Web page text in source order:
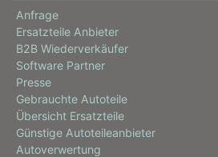
Anfrage
Ersatzteile Anbieter
B2B Wiederverkäufer
Software Partner
Presse
Gebrauchte Autoteile
Übersicht Ersatzteile
Günstige Autoteileanbieter
Autoverwertung